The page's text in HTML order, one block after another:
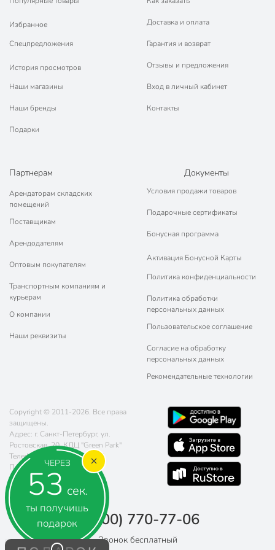
ЧЕРЕЗ
52 сек.
ты получишь
подарок
📜 Только оригинальная продукция. Интернет-гипермаркет
Порядок - официальный представитель ведущих мировых
марок.
Избранное
Спецпредложения
История просмотров
Наши магазины
Наши бренды
Подарки
Доставка и оплата
Гарантия и возврат
Отзывы и предложения
Вход в личный кабинет
Контакты
Партнерам
Арендаторам складских
помещений
Поставщикам
Арендодателям
Оптовым покупателям
Транспортным компаниям и
курьерам
О компании
Наши реквизиты
Документы
Условия продажи товаров
Подарочные сертификаты
Бонусная программа
Активация Бонусной Карты
Политика конфиденциальности
Политика обработки
персональных данных
Пользовательское соглашение
Согласие на обработку
персональных данных
Рекомендательные технологии
Copyright © 2011-2026. Все права
защищены.
Адрес: г. Санкт-Петербург, ул.
Ростовская, 20, КДЦ "Green Park"
Телефон:
8 (800) 770-77-06
Почта:
sales@poryadok.ru
8 (800) 770-77-06
Звонок бесплатный